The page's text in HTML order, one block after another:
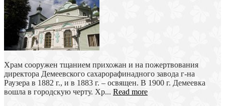
Храм сооружен тщанием прихожан и на пожертвования
директора Демеевского сахарорафинадного завода г-на
Раузера в 1882 г., и в 1883 г. – освящен. В 1900 г. Демеевка
вошла в городскую черту. Хр... Read more